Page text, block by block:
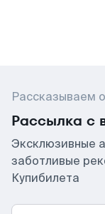
Рассказываем
Рассылка с
Эксклюзивные
заботливые
Купибилета